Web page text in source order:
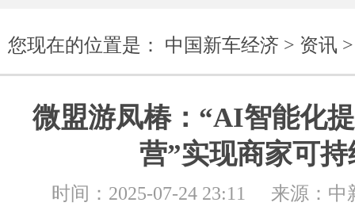
您现在的位置是： 中国新车经济 > 资讯
微盟游凤椿：“AI智能化
营”实现商家可
时间： 2025-07-24 23:11 来源： 中